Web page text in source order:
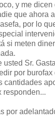
y me dicen
que ahora
por lo
si meten
usted Sr.
por burofax
cantidades
responden...
por